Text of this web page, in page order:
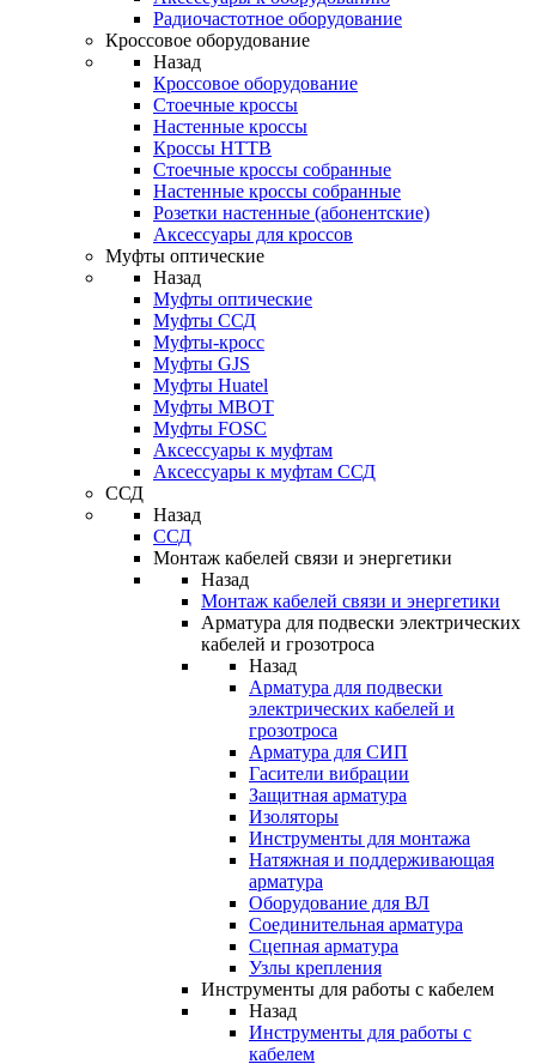
Радиочастотное оборудование
Кроссовое оборудование
Назад
Кроссовое оборудование
Стоечные кроссы
Настенные кроссы
Кроссы HTTB
Стоечные кроссы собранные
Настенные кроссы собранные
Розетки настенные (абонентские)
Аксессуары для кроссов
Муфты оптические
Назад
Муфты оптические
Муфты ССД
Муфты-кросс
Муфты GJS
Муфты Huatel
Муфты МВОТ
Муфты FOSC
Аксессуары к муфтам
Аксессуары к муфтам ССД
ССД
Назад
ССД
Монтаж кабелей связи и энергетики
Назад
Монтаж кабелей связи и энергетики
Арматура для подвески электрических
кабелей и грозотроса
Назад
Арматура для подвески
электрических кабелей и
грозотроса
Арматура для СИП
Гасители вибрации
Защитная арматура
Изоляторы
Инструменты для монтажа
Натяжная и поддерживающая
арматура
Оборудование для ВЛ
Соединительная арматура
Сцепная арматура
Узлы крепления
Инструменты для работы с кабелем
Назад
Инструменты для работы с
кабелем